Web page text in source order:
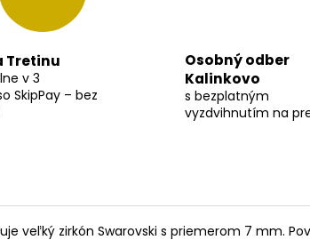
Tretinu
v 3
SkipPay – bez
Osobný odber
Kalinkovo
s bezplatným
vyzdvihnutím na
veľký zirkón Swarovski s priemerom 7 mm.